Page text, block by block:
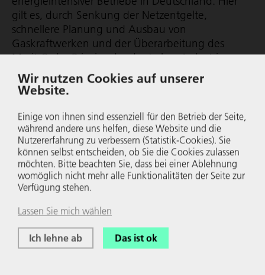
gilt es, durch Senkung der Netzentgelte,
schnellere Planung und Ausbau von
Gaskraftwerken und der Überarbeitung des
Merit-Order Prinzips der deutschen Industrie
wieder Chancen auf dem Weltmarkt zu eröffnen.
Der Politik muss klar sein: Ohne eine funk­tio­nie­
Transformation hierzulande nicht gelingen. Und
um es klar zu sagen: Die Industrie steht hinter
den Klimazielen und hält sie für richtig. Doch zu
einer ehrlichen Debatte gehört auch, dass in
diesem Zusammenhang auch eine neue zeitliche
Justierung der Klimaziele geprüft werden muss.
überfordern.
Wir nutzen Cookies auf unserer
Website.
Einige von ihnen sind essenziell für den Betrieb der Seite,
während andere uns helfen, diese Website und die
Nutzer­er­fah­rung zu verbessern (Statistik-Cookies). Sie
können selbst entscheiden, ob Sie die Cookies zulassen
möchten. Bitte beachten Sie, dass bei einer Ablehnung
womöglich nicht mehr alle Funk­tio­na­li­täten der Seite zur
Verfügung stehen.
Lassen Sie mich wählen
Ich lehne ab Das ist ok